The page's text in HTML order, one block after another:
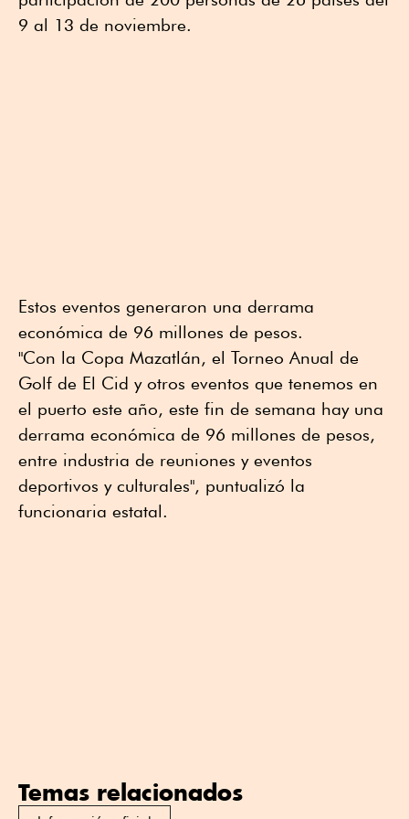
9 al 13 de noviembre.
Estos eventos generaron una derrama
económica de 96 millones de pesos.
"Con la Copa Mazatlán, el Torneo Anual de
Golf de El Cid y otros eventos que tenemos en
el puerto este año, este fin de semana hay una
derrama económica de 96 millones de pesos,
entre industria de reuniones y eventos
deportivos y culturales", puntualizó la
funcionaria estatal.
Temas relacionados